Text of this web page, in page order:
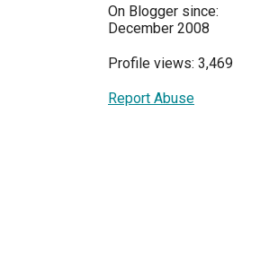
On Blogger since:
December 2008
Profile views: 3,469
Report Abuse